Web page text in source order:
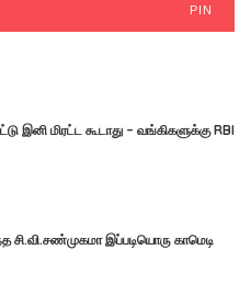
PIN
மிரட்ட கூடாது – வங்கிகளுக்கு RBI
சி.வி.சண்முகமா இப்படியொரு காமெடி